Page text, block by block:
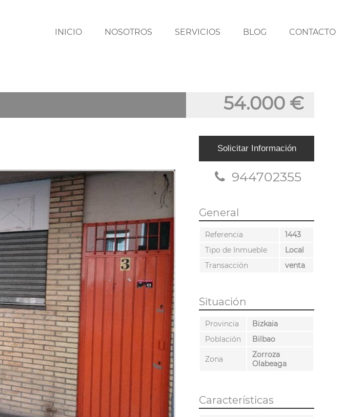
INICIO NOSOTROS SERVICIOS BLOG CONTACTO
54.000 €
Solicitar Información
944702355
General
Referencia
1443
Tipo de Inmueble
Local
Transacción
venta
Situación
Provincia
Bizkaia
Población
Bilbao
Zona
Zorroza
Olabeaga
Características